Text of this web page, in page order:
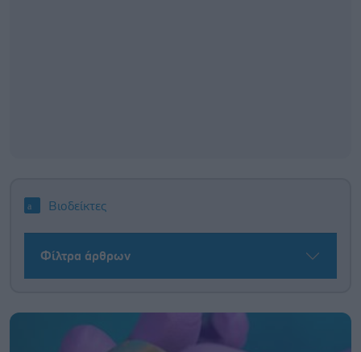
Βιοδείκτες
Φίλτρα άρθρων